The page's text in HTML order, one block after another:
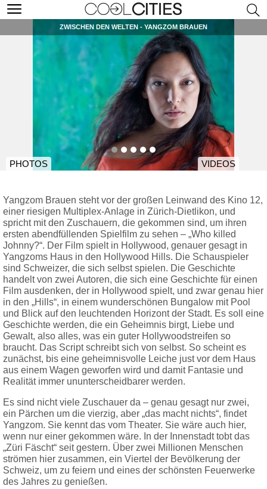
ZWISCHEN DEN WELTEN - YANGZOM BRAUEN
PHOTOS VIDEOS
Yangzom Brauen steht vor der großen Leinwand des Kino 12,
einer riesigen Multiplex-Anlage in Zürich-Dietlikon, und
spricht mit den Zuschauern, die gekommen sind, um ihren
ersten abendfüllenden Spielfilm zu sehen – „Who killed
Johnny?“. Der Film spielt in Hollywood, genauer gesagt in
Yangzoms Haus in den Hollywood Hills. Die Schauspieler
sind Schweizer, die sich selbst spielen. Die Geschichte
handelt von zwei Autoren, die sich eine Geschichte für einen
Film ausdenken, der in Hollywood spielt, und zwar genau hier
in den „Hills“, in einem wunderschönen Bungalow mit Pool
und Blick auf den leuchtenden Horizont der Stadt. Es soll eine
Geschichte werden, die ein Geheimnis birgt, Liebe und
Gewalt, also alles, was ein guter Hollywoodstreifen so
braucht. Das Script schreibt sich von selbst. So scheint es
zunächst, bis eine geheimnisvolle Leiche just vor dem Haus
aus einem Wagen geworfen wird und damit Fantasie und
Realität immer ununterscheidbarer werden.
Es sind nicht viele Zuschauer da – genau gesagt nur zwei,
ein Pärchen um die vierzig, aber „das macht nichts“, findet
Yangzom. Sie kennt das vom Theater. Sie wäre auch hier,
wenn nur einer gekommen wäre. In der Innenstadt tobt das
„Züri Fäscht“ seit gestern. Über zwei Millionen Menschen
strömen hier zusammen, ein Viertel der Bevölkerung der
Schweiz, um zu feiern und eines der schönsten Feuerwerke
des Jahres zu genießen.